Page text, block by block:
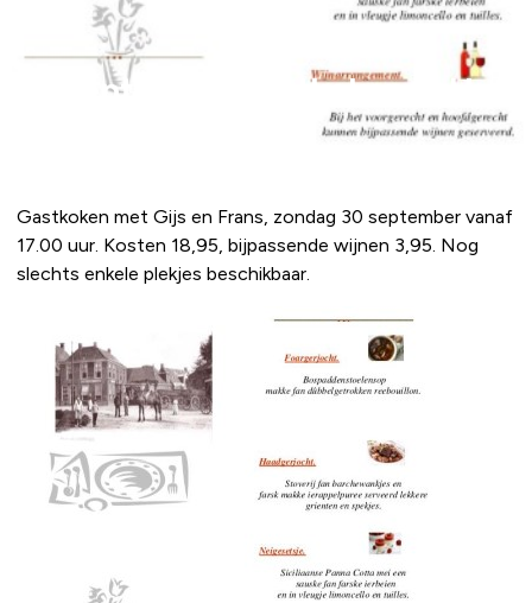
30 september gastkoken in Het
Gastkoken met Gijs en Frans, zondag 30 september vanaf
17.00 uur. Kosten 18,95, bijpassende wijnen 3,95. Nog
slechts enkele plekjes beschikbaar.